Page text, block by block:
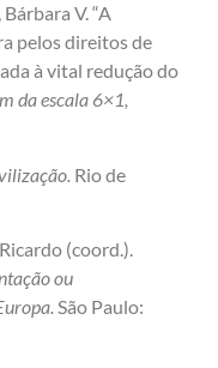
V. “A
pelos direitos de
à vital redução do
da escala 6×1,
Rio de
(coord.).
ou
São Paulo: